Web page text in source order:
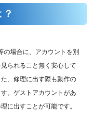
の場合に、アカウントを別
られること無く安心して
、修理に出す際も動作の
。ゲストアカウントがあ
に出すことが可能です。